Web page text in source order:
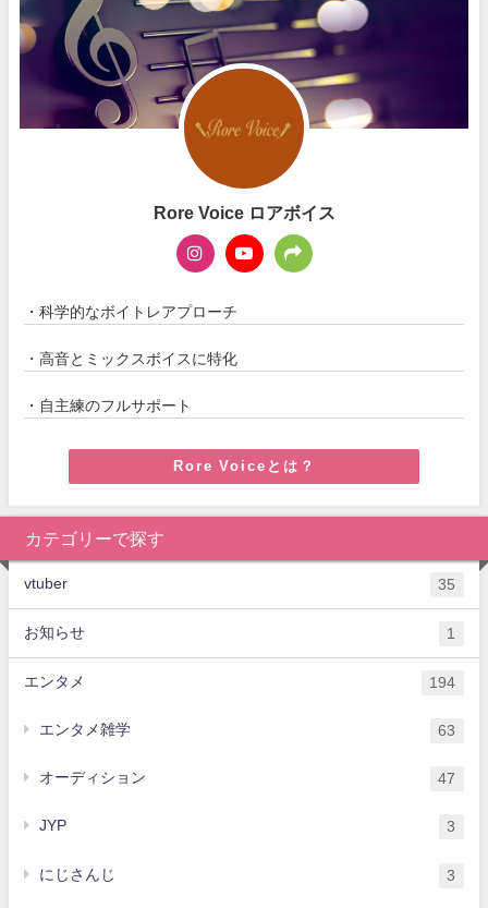
Rore Voice ロアボイス
・科学的なボイトレアプローチ
・高音とミックスボイスに特化
・自主練のフルサポート
Rore Voiceとは？
カテゴリーで探す
vtuber 35
お知らせ 1
エンタメ 194
エンタメ雑学 63
オーディション 47
JYP 3
にじさんじ 3